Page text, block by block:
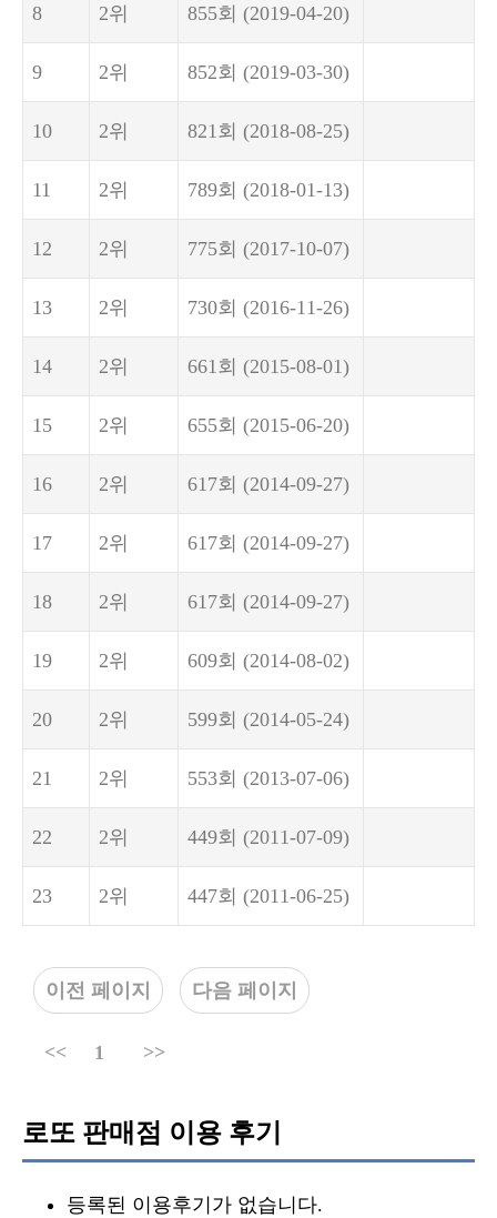
8 2위 855회 (2019-04-20)
9 2위 852회 (2019-03-30)
10 2위 821회 (2018-08-25)
11 2위 789회 (2018-01-13)
12 2위 775회 (2017-10-07)
13 2위 730회 (2016-11-26)
14 2위 661회 (2015-08-01)
15 2위 655회 (2015-06-20)
16 2위 617회 (2014-09-27)
17 2위 617회 (2014-09-27)
18 2위 617회 (2014-09-27)
19 2위 609회 (2014-08-02)
20 2위 599회 (2014-05-24)
21 2위 553회 (2013-07-06)
22 2위 449회 (2011-07-09)
23 2위 447회 (2011-06-25)
이전 페이지 다음 페이지
<< 1 >>
로또 판매점 이용 후기
등록된 이용후기가 없습니다.